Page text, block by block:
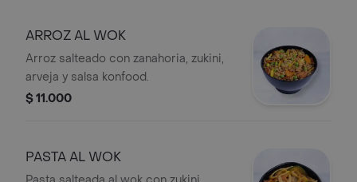
ARROZ AL WOK
Arroz salteado con zanahoria, zukini,
arveja y salsa konfood.
$ 11.000
PASTA AL WOK